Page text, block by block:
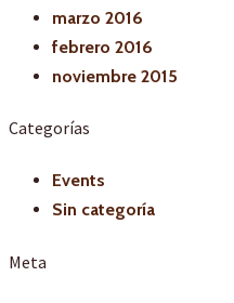
marzo 2016
febrero 2016
noviembre 2015
Categorías
Events
Sin categoría
Meta